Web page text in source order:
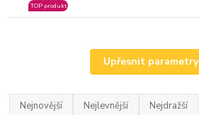
TOP produkt
Upřesnit parametry
Nejnovější Nejlevnější Nejdražší